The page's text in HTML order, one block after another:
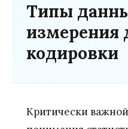
Типы
измерения
кодировки
Критически